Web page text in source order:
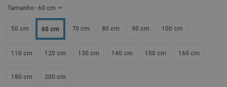
Tamanho - 60 cm
50 cm 60 cm 70 cm 80 cm 90 cm 100 cm
110 cm 120 cm 130 cm 140 cm 150 cm 160 cm
180 cm 200 cm